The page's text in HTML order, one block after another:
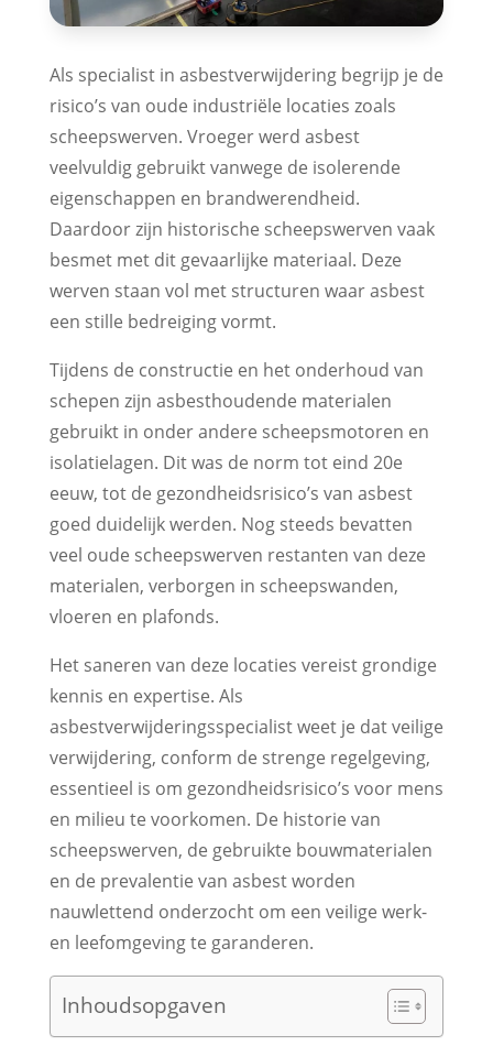
Als specialist in asbestverwijdering begrijp je de
risico’s van oude industriële locaties zoals
scheepswerven. Vroeger werd asbest
veelvuldig gebruikt vanwege de isolerende
eigenschappen en brandwerendheid.
Daardoor zijn historische scheepswerven vaak
besmet met dit gevaarlijke materiaal. Deze
werven staan vol met structuren waar asbest
een stille bedreiging vormt.
Tijdens de constructie en het onderhoud van
schepen zijn asbesthoudende materialen
gebruikt in onder andere scheepsmotoren en
isolatielagen. Dit was de norm tot eind 20e
eeuw, tot de gezondheidsrisico’s van asbest
goed duidelijk werden. Nog steeds bevatten
veel oude scheepswerven restanten van deze
materialen, verborgen in scheepswanden,
vloeren en plafonds.
Het saneren van deze locaties vereist grondige
kennis en expertise. Als
asbestverwijderingsspecialist weet je dat veilige
verwijdering, conform de strenge regelgeving,
essentieel is om gezondheidsrisico’s voor mens
en milieu te voorkomen. De historie van
scheepswerven, de gebruikte bouwmaterialen
en de prevalentie van asbest worden
nauwlettend onderzocht om een veilige werk-
en leefomgeving te garanderen.
Inhoudsopgaven